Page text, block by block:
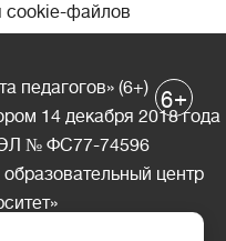
cookie-файлов
педагогов» (6+)
14 декабря 2018 года
ЭЛ № ФС77-74596
центр
6+